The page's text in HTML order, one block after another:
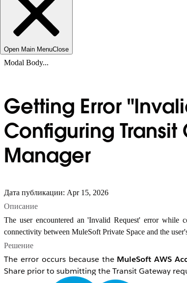
Open Main MenuClose
Modal Body...
Getting Error
Configuring
Manager
Дата публикации: Apr 15, 2026
Описание
The user encountered an 'Invalid Request' error while
connectivity between MuleSoft Private Space and the
Решение
The error occurs because the MuleSoft AWS
Share prior to submitting the Transit Gateway